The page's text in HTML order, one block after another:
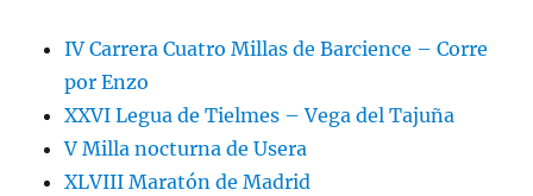
IV Carrera Cuatro Millas de Barcience – Corre
por Enzo
XXVI Legua de Tielmes – Vega del Tajuña
V Milla nocturna de Usera
XLVIII Maratón de Madrid